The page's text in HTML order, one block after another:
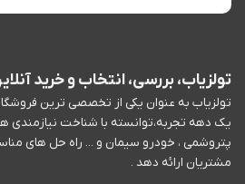
تولزیاب، بررسی، انتخاب و خرید
تولزیاب به عنوان یکی از تخصصی ترین فروشگاه
یک دهه تجربه،توانسته با شناخت نیازمندی
پتروشمی ، خودرو سیمان و ... راه حل های
مشتریان ارائه دهد .